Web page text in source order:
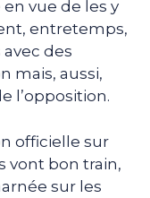
en vue de les y
entretemps,
des
mais, aussi,
l’opposition.
officielle sur
vont bon train,
sur les